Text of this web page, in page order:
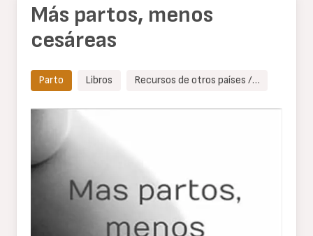
Más partos, menos
cesáreas
Parto Libros Recursos de otros países /…